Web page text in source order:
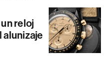
reloj
alunizaje